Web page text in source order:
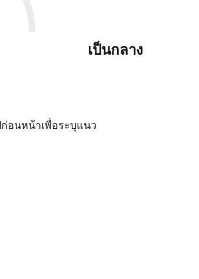
เป็นกลาง
อนหน้าเพื่อระบุแนว